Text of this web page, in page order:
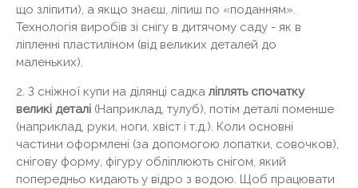
що зліпити), а якщо знаєш, ліпиш по «поданням».
Технологія виробів зі снігу в дитячому саду - як в
ліпленні пластиліном (від великих деталей до
маленьких).
2. З сніжної купи на ділянці садка ліплять спочатку
великі деталі (Наприклад, тулуб), потім деталі поменше
(наприклад, руки, ноги, хвіст і т.д.). Коли основні
частини оформлені (за допомогою лопатки, совочков),
снігову форму, фігуру обліплюють снігом, який
попередньо кидають у відро з водою. Щоб працювати